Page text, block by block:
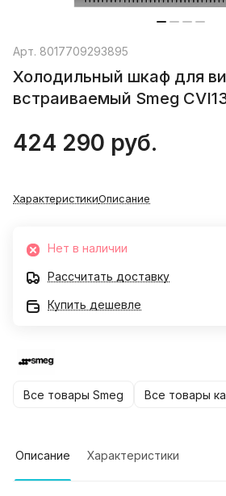
Арт. 8017709293895
Холодильный шкаф для
встраиваемый Smeg
424 290 руб.
ХарактеристикиОписание
Нет в наличии
Рассчитать доставку
Купить дешевле
Все товары Smeg Все товары
Описание Характеристики